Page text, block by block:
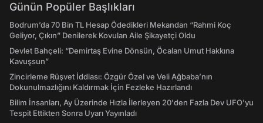
Günün Popüler Başlıkları
Bodrum’da 70 Bin TL Hesap Ödedikleri Mekandan “Rahmi Koç
Geliyor, Çıkın” Denilerek Kovulan Aile Şikayetçi Oldu
Devlet Bahçeli: “Demirtaş Evine Dönsün, Öcalan Umut Hakkına
Kavuşsun”
Zincirleme Rüşvet İddiası: Özgür Özel ve Veli Ağbaba’nın
Dokunulmazlığını Kaldırmak İçin Fezleke Hazırlandı
Bilim İnsanları, Ay Üzerinde Hızla İlerleyen 20'den Fazla Dev UFO'yu
Tespit Ettikten Sonra Uyarı Yayınladı